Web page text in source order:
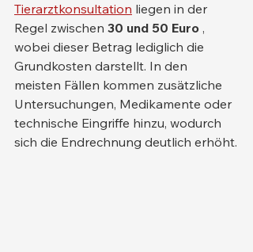
Tierarztkonsultation liegen in der
Regel zwischen 30 und 50 Euro ,
wobei dieser Betrag lediglich die
Grundkosten darstellt. In den
meisten Fällen kommen zusätzliche
Untersuchungen, Medikamente oder
technische Eingriffe hinzu, wodurch
sich die Endrechnung deutlich erhöht.